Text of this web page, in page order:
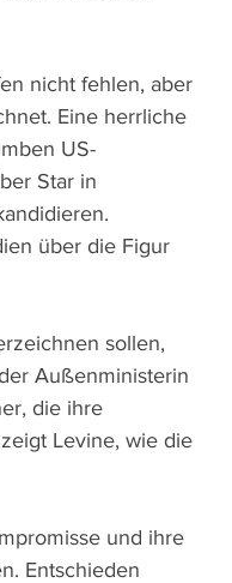
nicht fehlen, aber
Eine herrliche
US-
Star in
über die Figur
sollen,
Außenministerin
die ihre
Levine, wie die
und ihre
Entschieden